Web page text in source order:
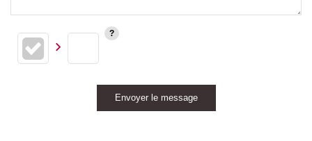
Envoyer le message